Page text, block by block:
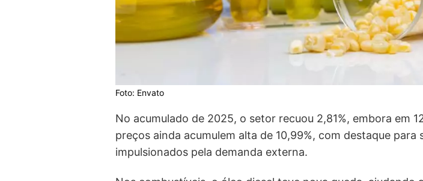
Foto: Envato
No acumulado de 2025, o setor recuou 2,81%, embora em
preços ainda acumulem alta de 10,99%, com destaque para
impulsionados pela demanda externa.